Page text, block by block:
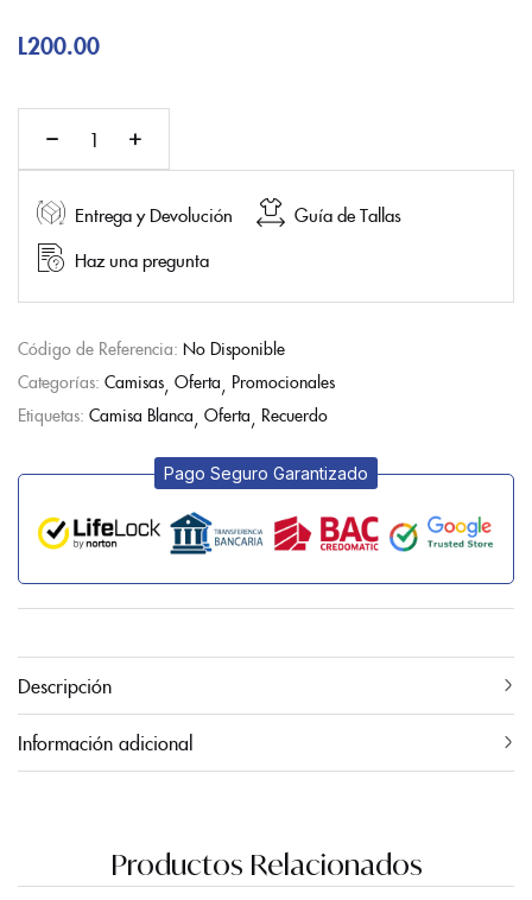
L200.00
Entrega y Devolución
Guía de Tallas
Haz una pregunta
Código de Referencia: No Disponible
Categorías: Camisas Oferta Promocionales
Etiquetas: Camisa Blanca Oferta Recuerdo
Pago Seguro Garantizado
Descripción
Información adicional
Productos Relacionados